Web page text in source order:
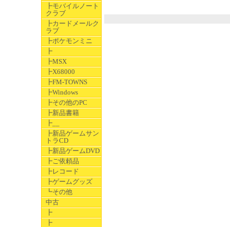
┣モバイルノート
クラブ
┣カードメールク
ラブ
┣ポケモンミニ
┣
┣MSX
┣X68000
┣FM-TOWNS
┣Windows
┣その他のPC
┣新品書籍
┣__
┣新品ゲームサン
トラCD
┣新品ゲームDVD
┣ご依頼品
┣レコード
┣ゲームグッズ
┗その他
中古
┣
┣